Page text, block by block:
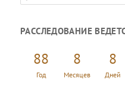
о
с
РАССЛЕДОВАНИЕ
88
Год
8
Месяцев
8
Дней